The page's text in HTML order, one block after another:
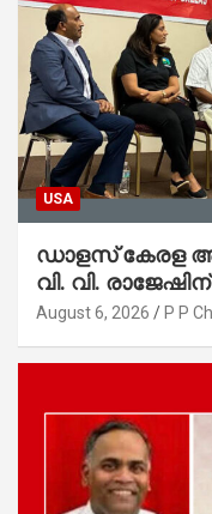
USA
ഡാളസ് കേരള
August 6, 2026 P P